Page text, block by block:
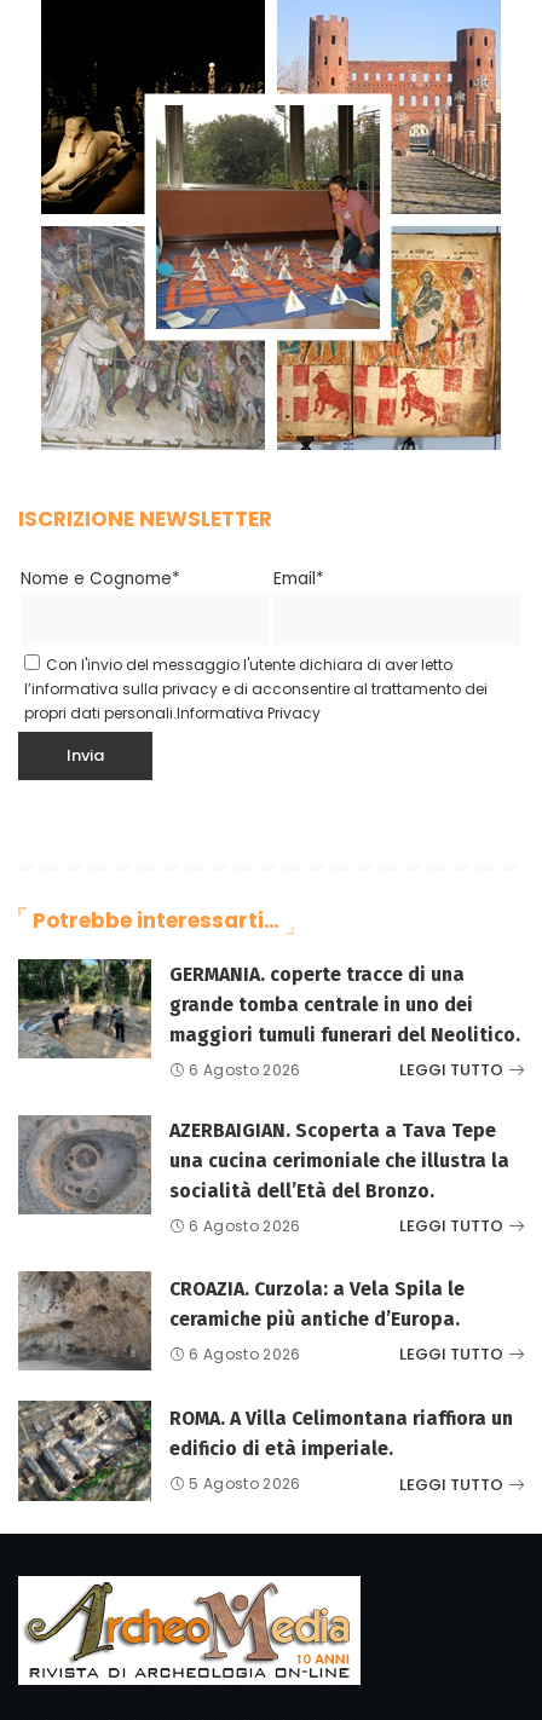
ISCRIZIONE NEWSLETTER
Nome e Cognome* Email*
Con l'invio del messaggio l'utente dichiara di aver letto
l’informativa sulla privacy e di acconsentire al trattamento dei
propri dati personali.Informativa Privacy
Potrebbe interessarti…
GERMANIA. coperte tracce di una
grande tomba centrale in uno dei
maggiori tumuli funerari del Neolitico.
6 Agosto 2026 LEGGI TUTTO
AZERBAIGIAN. Scoperta a Tava Tepe
una cucina cerimoniale che illustra la
socialità dell’Età del Bronzo.
6 Agosto 2026 LEGGI TUTTO
CROAZIA. Curzola: a Vela Spila le
ceramiche più antiche d’Europa.
6 Agosto 2026 LEGGI TUTTO
ROMA. A Villa Celimontana riaffiora un
edificio di età imperiale.
5 Agosto 2026 LEGGI TUTTO